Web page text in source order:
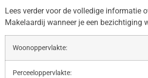
Lees verder voor de volledige informatie
Makelaardij wanneer je een bezichtiging
Woonoppervlakte:
Perceeloppervlakte: